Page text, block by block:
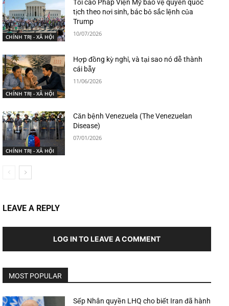
CHÍNH TRỊ - XÃ HỘI
Tối cao Pháp Viện Mỹ bảo vệ quyền quốc
tịch theo nơi sinh, bác bỏ sắc lệnh của
Trump
10/07/2026
CHÍNH TRỊ - XÃ HỘI
Hợp đồng kỳ nghỉ, và tại sao nó dễ thành
cái bẫy
11/06/2026
CHÍNH TRỊ - XÃ HỘI
Căn bệnh Venezuela (The Venezuelan
Disease)
07/01/2026
LEAVE A REPLY
LOG IN TO LEAVE A COMMENT
MOST POPULAR
Sếp Nhân quyền LHQ cho biết Iran đã hành